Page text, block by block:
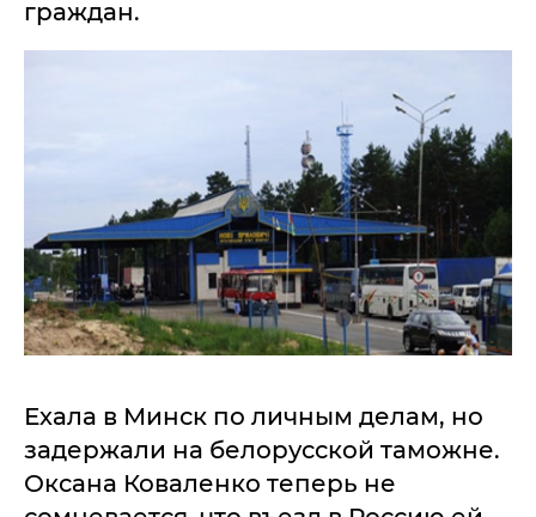
граждан.
Ехала в Минск по личным делам, но
задержали на белорусской таможне.
Оксана Коваленко теперь не